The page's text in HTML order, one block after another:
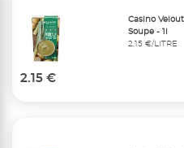
Casino
Soupe - 1l
2,15 €/LITRE
2.15 €